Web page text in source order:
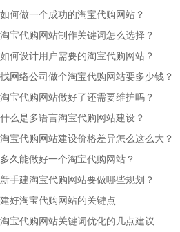
如何做一个成功的淘宝代购网站？
淘宝代购网站制作关键词怎么选择？
如何设计用户需要的淘宝代购网站？
找网络公司做个淘宝代购网站要多少钱？
淘宝代购网站做好了还需要维护吗？
什么是多语言淘宝代购网站建设？
淘宝代购网站建设价格差异怎么这么大？
多久能做好一个淘宝代购网站？
新手建淘宝代购网站要做哪些规划？
建好淘宝代购网站的关键点
淘宝代购网站关键词优化的几点建议